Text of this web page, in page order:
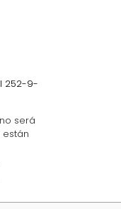
252-9-
será